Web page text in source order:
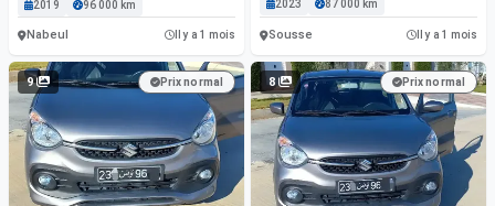
2019 96 000 km
Nabeul Il y a 1 mois
2023 87 000 km
Sousse Il y a 1 mois
9 Prix normal 8 Prix normal